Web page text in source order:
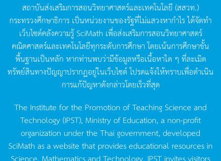
สถาบันส่งเสริมการสอนวิทยาศาสตร์และเทคโนโลยี (สสวท.)
กระทรวงศึกษาธิการ เป็นหน่วยงานของรัฐที่ไม่แสวงหากำไรได้จัดทำ
เว็บไซต์คลังความรู้SciMath เพื่อส่งเสริมการสอนวิทยาศาสตร์
คณิตศาสตร์และเทคโนโลยีทุกระดับการศึกษา โดยเน้นการศึกษาขั้น
พื้นฐานเป็นหลัก หากท่านพบว่ามีข้อมูลหรือเนื้อหาใด ๆ ที่ละเมิด
ทรัพย์สินทางปัญญาปรากฏอยู่ในเว็บไซต์โปรดแจ้งให้ทราบเพื่อดำเนิน
การแก้ปัญหาดังกล่าวโดยเร็วที่สุด
The Institute for the Promotion of Teaching Science and
Technology (IPST), Ministry of Education, a non-profit
organization under the Thai government, developed
SciMath as a website that provides educational resources in
Science, Mathematics and Technology. IPST invites visitors